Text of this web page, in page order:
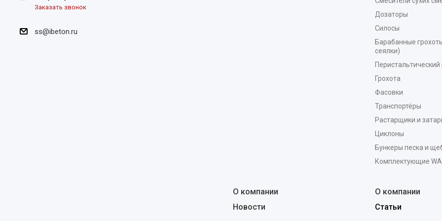
Заказать звонок
ss@ibeton.ru
Дозаторы
Силосы
Барабанные
сеялки)
Перистальтический
Грохота
Фасовки
Транспортёры
Растарщики и
Циклоны
Бункеры песка и
Комплектующие
О компании О компании
Новости
Статьи